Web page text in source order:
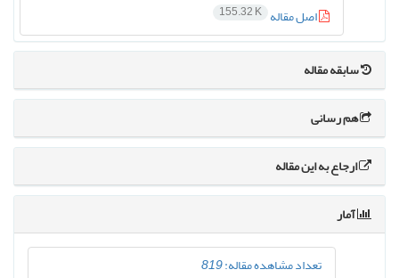
اصل مقاله 155.32 K
سابقه مقاله
هم رسانی
ارجاع به این مقاله
آمار
تعداد مشاهده مقاله:819